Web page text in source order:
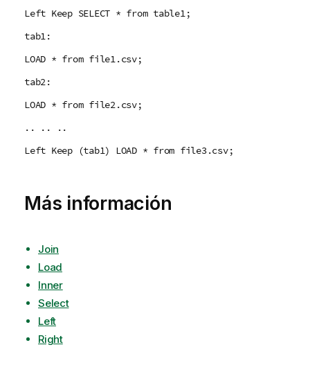
Left Keep SELECT * from table1;
tab1:
LOAD * from file1.csv;
tab2:
LOAD * from file2.csv;
.. .. ..
Left Keep (tab1) LOAD * from file3.csv;
Más información
Join
Load
Inner
Select
Left
Right